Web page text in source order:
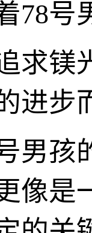
78号
求镁
进步
男
像是